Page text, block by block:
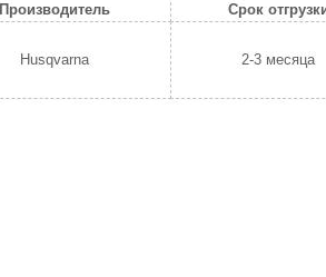
Производитель Срок
Husqvarna 2-3 месяца